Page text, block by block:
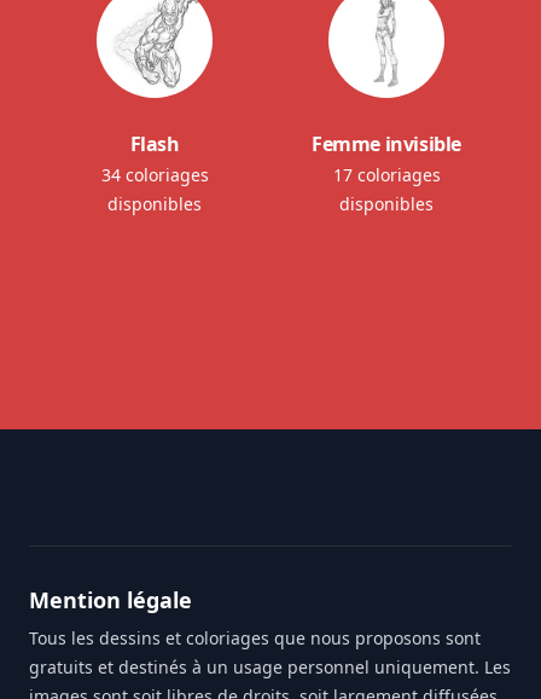
Flash
34 coloriages
disponibles
Femme invisible
17 coloriages
disponibles
Mention légale
Tous les dessins et coloriages que nous proposons sont
gratuits et destinés à un usage personnel uniquement. Les